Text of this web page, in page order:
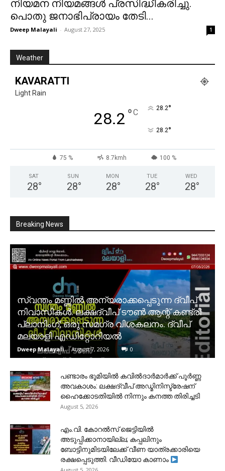
നിയമന നിയമങ്ങൾ പ്രസിദ്ധീകരിച്ചു.
പൊതു ജനാഭിപ്രായം തേടി...
Dweep Malayali - August 27, 2025 1
Weather
KAVARATTI
Light Rain
28.2 °C 28.2°
28.2°
75 % 8.7kmh 100 %
SAT
28°
SUN
28°
MON
28°
TUE
28°
WED
28°
Breaking News
സ്വന്തം മണ്ണിൽ അന്യരാക്കപ്പെടുന്ന ദ്വീപ്
നിവാസികൾ. ലക്ഷദ്വീപ് ടൗൺ ആന്റ് കണ്ട്രി
പ്ലാനിംഗ്; ഒരു സമഗ്ര വിശകലനം. ദ്വീപ്
മലയാളി എഡിറ്റോറിയൽ
Dweep Malayali - August 7, 2026 0
പണ്ടാരം ഭൂമിയിൽ കവിൽദാർമാർക്ക് പൂർണ്ണ
അവകാശം: ലക്ഷദ്വീപ് അഡ്മിനിസ്ട്രേഷന്
ഹൈക്കോടതിയിൽ നിന്നും കനത്ത തിരിച്ചടി
August 5, 2026
​എം.വി. കോറൽസ് ജെട്ടിയിൽ
അടുപ്പിക്കാനായില്ല; കപ്പലിനും
ബോട്ടിനുമിടയിലേക്ക് വീണ യാത്രക്കാരിയെ
രക്ഷപ്പെടുത്തി. വീഡിയോ കാണാം